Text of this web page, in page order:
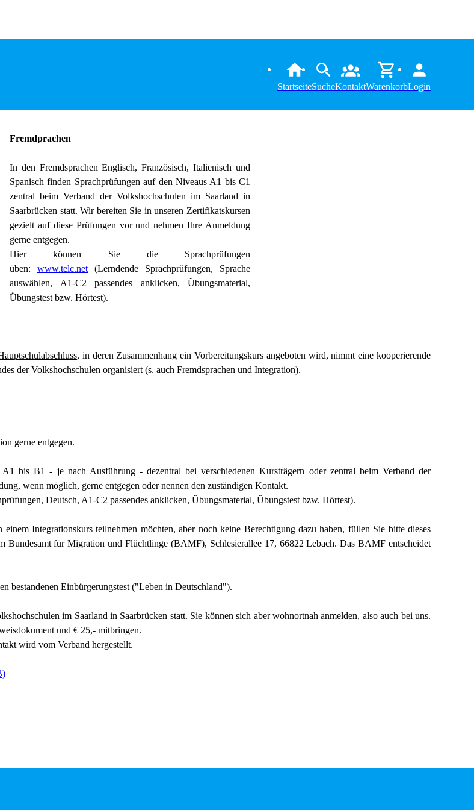
StartseiteSucheKontaktWarenkorbLogin
Fremdprachen
In den Fremdsprachen Englisch, Französisch, Italienisch und
Spanisch finden Sprachprüfungen auf den Niveaus A1 bis C1
zentral beim Verband der Volkshochschulen im Saarland in
Saarbrücken statt. Wir bereiten Sie in unseren Zertifikatskursen
gezielt auf diese Prüfungen vor und nehmen Ihre Anmeldung
gerne entgegen.
Hier können Sie die Sprachprüfungen
üben: www.telc.net (Lerndende Sprachprüfungen, Sprache
auswählen, A1-C2 passendes anklicken, Übungsmaterial,
Übungstest bzw. Hörtest).
, in deren Zusammenhang ein Vorbereitungskurs angeboten wird, nimmt eine kooperierende
der Volkshochschulen organisiert (s. auch Fremdsprachen und Integration).
gerne entgegen.
bis B1 - je nach Ausführung - dezentral bei verschiedenen Kursträgern oder zentral beim Verband der
wenn möglich, gerne entgegen oder nennen den zuständigen Kontakt.
Deutsch, A1-C2 passendes anklicken, Übungsmaterial, Übungstest bzw. Hörtest).
einem Integrationskurs teilnehmen möchten, aber noch keine Berechtigung dazu haben, füllen Sie bitte dieses
Bundesamt für Migration und Flüchtlinge (BAMF), Schlesierallee 17, 66822 Lebach. Das BAMF entscheidet
bestandenen Einbürgerungstest ("Leben in Deutschland").
im Saarland in Saarbrücken statt. Sie können sich aber wohnortnah anmelden, also auch bei uns.
und € 25,- mitbringen.
wird vom Verband hergestellt.